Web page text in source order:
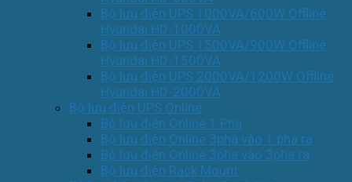
Bộ lưu điện UPS 1000VA/600W Offline
Hyundai HD-1000VA
Bộ lưu điện UPS 1500VA/900W Offline
Hyundai HD-1500VA
Bộ lưu điện UPS 2000VA/1200W Offline
Hyundai HD-2000VA
Bộ lưu điện UPS Online
Bộ lưu điện Online 1 Pha
Bộ lưu điện Online 3pha vào 1 pha ra
Bộ lưu điện Online 3pha vào 3pha ra
Bộ lưu điện Rack Mount